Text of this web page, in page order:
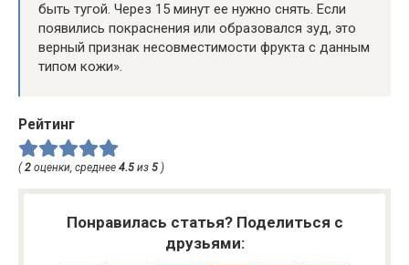
быть тугой. Через 15 минут ее нужно снять. Если
появились покраснения или образовался зуд, это
верный признак несовместимости фрукта с данным
типом кожи».
Рейтинг
(2 оценки, среднее 4.5 из 5 )
Понравилась статья? Поделиться с
друзьями: